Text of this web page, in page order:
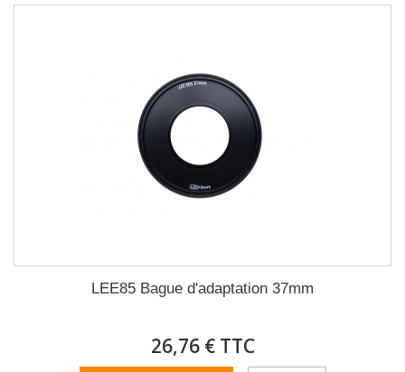
LEE85 Bague d'adaptation 37mm
26,76 € TTC